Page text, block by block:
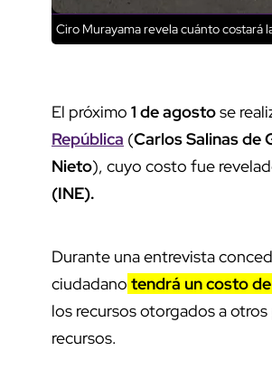
Ciro Murayama revela cuánto costará
El próximo 1 de agostose
República (Carlos Salinas de
Nieto), cuyo costo fue
(INE).
Durante una entrevista
ciudadano tendrá un costo
los recursos otorgados a
recursos.